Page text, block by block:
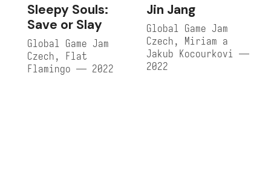
Sleepy Souls:
Save or Slay
Global Game Jam
Czech, Flat
Flamingo — 2022
Jin Jang
Global Game Jam
Czech, Miriam a
Jakub Kocourkovi —
2022